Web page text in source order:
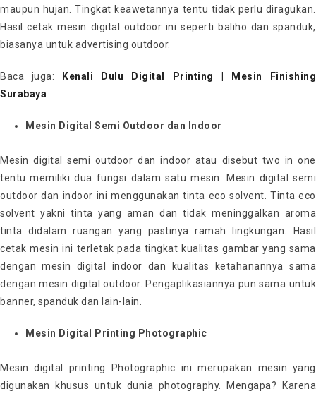
maupun hujan. Tingkat keawetannya tentu tidak perlu diragukan.
Hasil cetak mesin digital outdoor ini seperti baliho dan spanduk,
biasanya untuk advertising outdoor.
Baca juga:
Kenali Dulu Digital Printing | Mesin Finishing
Surabaya
Mesin Digital Semi Outdoor dan Indoor
Mesin digital semi outdoor dan indoor atau disebut two in one
tentu memiliki dua fungsi dalam satu mesin. Mesin digital semi
outdoor dan indoor ini menggunakan tinta eco solvent. Tinta eco
solvent yakni tinta yang aman dan tidak meninggalkan aroma
tinta didalam ruangan yang pastinya ramah lingkungan. Hasil
cetak mesin ini terletak pada tingkat kualitas gambar yang sama
dengan mesin digital indoor dan kualitas ketahanannya sama
dengan mesin digital outdoor. Pengaplikasiannya pun sama untuk
banner, spanduk dan lain-lain.
Mesin Digital Printing Photographic
Mesin digital printing Photographic ini merupakan mesin yang
digunakan khusus untuk dunia photography. Mengapa? Karena